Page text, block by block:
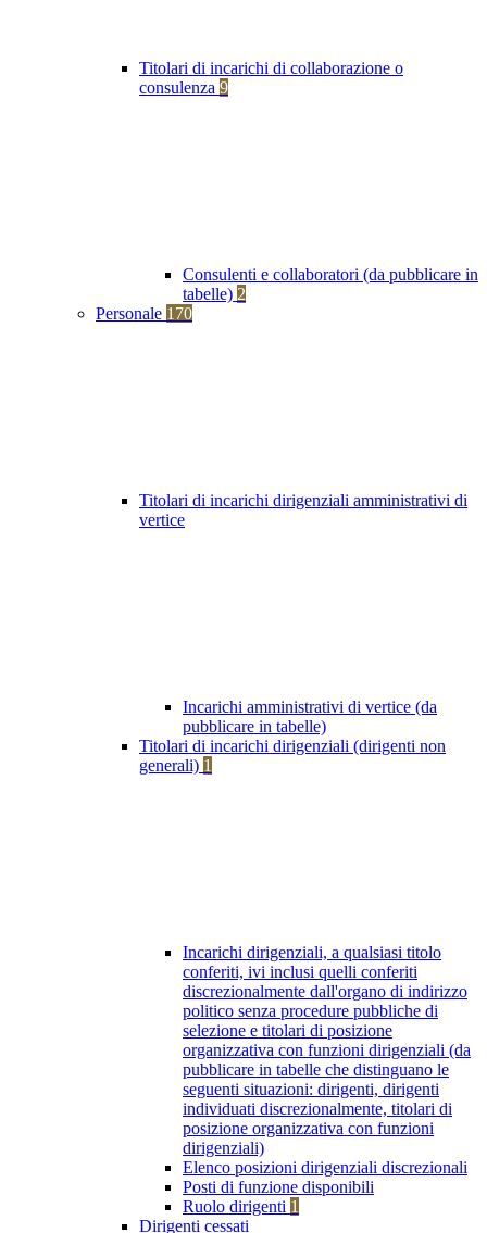
Titolari di incarichi di collaborazione o
consulenza 9
Consulenti e collaboratori (da pubblicare in
tabelle) 2
Personale 170
Titolari di incarichi dirigenziali amministrativi di
vertice
Incarichi amministrativi di vertice (da
pubblicare in tabelle)
Titolari di incarichi dirigenziali (dirigenti non
generali) 1
Incarichi dirigenziali, a qualsiasi titolo
conferiti, ivi inclusi quelli conferiti
discrezionalmente dall'organo di indirizzo
politico senza procedure pubbliche di
selezione e titolari di posizione
organizzativa con funzioni dirigenziali (da
pubblicare in tabelle che distinguano le
seguenti situazioni: dirigenti, dirigenti
individuati discrezionalmente, titolari di
posizione organizzativa con funzioni
dirigenziali)
Elenco posizioni dirigenziali discrezionali
Posti di funzione disponibili
Ruolo dirigenti 1
Dirigenti cessati